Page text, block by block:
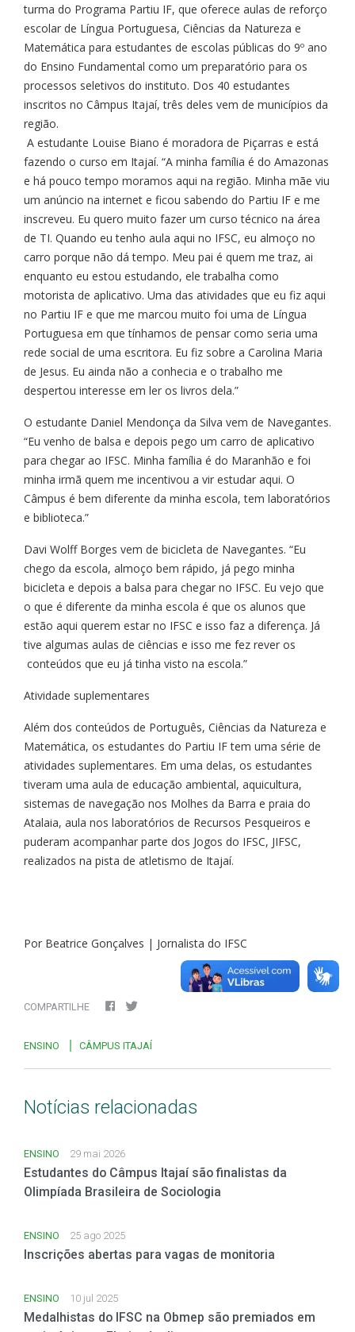
turma do Programa Partiu IF, que oferece aulas de reforço
escolar de Língua Portuguesa, Ciências da Natureza e
Matemática para estudantes de escolas públicas do 9º ano
do Ensino Fundamental como um preparatório para os
processos seletivos do instituto. Dos 40 estudantes
inscritos no Câmpus Itajaí, três deles vem de municípios da
região.
A estudante Louise Biano é moradora de Piçarras e está
fazendo o curso em Itajaí. “A minha família é do Amazonas
e há pouco tempo moramos aqui na região. Minha mãe viu
um anúncio na internet e ficou sabendo do Partiu IF e me
inscreveu. Eu quero muito fazer um curso técnico na área
de TI. Quando eu tenho aula aqui no IFSC, eu almoço no
carro porque não dá tempo. Meu pai é quem me traz, ai
enquanto eu estou estudando, ele trabalha como
motorista de aplicativo. Uma das atividades que eu fiz aqui
no Partiu IF e que me marcou muito foi uma de Língua
Portuguesa em que tínhamos de pensar como seria uma
rede social de uma escritora. Eu fiz sobre a Carolina Maria
de Jesus. Eu ainda não a conhecia e o trabalho me
despertou interesse em ler os livros dela.”
O estudante Daniel Mendonça da Silva vem de Navegantes.
“Eu venho de balsa e depois pego um carro de aplicativo
para chegar ao IFSC. Minha família é do Maranhão e foi
minha irmã quem me incentivou a vir estudar aqui. O
Câmpus é bem diferente da minha escola, tem laboratórios
e biblioteca.”
Davi Wolff Borges vem de bicicleta de Navegantes. “Eu
chego da escola, almoço bem rápido, já pego minha
bicicleta e depois a balsa para chegar no IFSC. Eu vejo que
o que é diferente da minha escola é que os alunos que
estão aqui querem estar no IFSC e isso faz a diferença. Já
tive algumas aulas de ciências e isso me fez rever os
conteúdos que eu já tinha visto na escola.”
Atividade suplementares
Além dos conteúdos de Português, Ciências da Natureza e
Matemática, os estudantes do Partiu IF tem uma série de
atividades suplementares. Em uma delas, os estudantes
tiveram uma aula de educação ambiental, aquicultura,
sistemas de navegação nos Molhes da Barra e praia do
Atalaia, aula nos laboratórios de Recursos Pesqueiros e
puderam acompanhar parte dos Jogos do IFSC, JIFSC,
realizados na pista de atletismo de Itajaí.
Por Beatrice Gonçalves | Jornalista do IFSC
COMPARTILHE
ENSINO CÂMPUS ITAJAÍ
Notícias relacionadas
ENSINO 29 mai 2026
Estudantes do Câmpus Itajaí são finalistas da
Olimpíada Brasileira de Sociologia
ENSINO 25 ago 2025
Inscrições abertas para vagas de monitoria
ENSINO 10 jul 2025
Medalhistas do IFSC na Obmep são premiados em